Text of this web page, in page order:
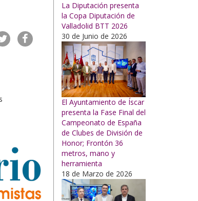
La Diputación presenta
la Copa Diputación de
Valladolid BTT 2026
30 de Junio de 2026
El Ayuntamiento de Íscar
presenta la Fase Final del
Campeonato de España
de Clubes de División de
Honor; Frontón 36
metros, mano y
herramienta
18 de Marzo de 2026